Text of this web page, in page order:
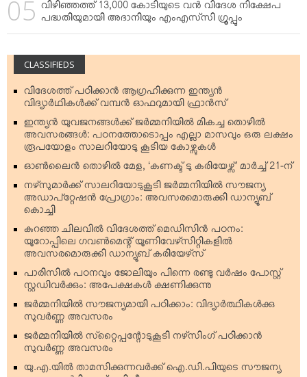
വിഴിഞ്ഞത്ത് 13,000 കോടിയുടെ വന്‍ വിദേശ നിക്ഷേപ
പദ്ധതിയുമായി അദാനിയും എംഎസ്‌സി ഗ്രൂപ്പും
CLASSIFIEDS
വിദേശത്ത് പഠിക്കാന്‍ ആഗ്രഹിക്കുന്ന ഇന്ത്യന്‍
വിദ്യാര്‍ഥികള്‍ക്ക് വമ്പന്‍ ഓഫറുമായി ഫ്രാന്‍സ്
ഇന്ത്യന്‍ യുവജനങ്ങള്‍ക്ക് ജര്‍മ്മനിയില്‍ മികച്ച തൊഴില്‍
അവസരങ്ങള്‍: പഠനത്തോടൊപ്പം എല്ലാ മാസവും ഒരു ലക്ഷം
രൂപയോളം സാലറിയോടു കൂടിയ കോഴ്സുകള്‍
ഓണ്‍ലൈന്‍ തൊഴില്‍ മേള, ‘കണക്ട് ടു കരിയേഴ്സ്’ മാര്‍ച്ച് 21-ന്
നഴ്‌സുമാര്‍ക്ക് സാലറിയോടുകൂടി ജര്‍മ്മനിയില്‍ സൗജന്യ
അഡാപ്റ്റേഷന്‍ പ്രോഗ്രാം: അവസരമൊരുക്കി ഡാന്യൂബ്
കൊച്ചി
കുറഞ്ഞ ചിലവില്‍ വിദേശത്ത് മെഡിസിന്‍ പഠനം:
യൂറോപ്പിലെ ഗവണ്‍മെന്റ് യൂണിവേഴ്‌സിറ്റികളില്‍
അവസരമൊരുക്കി ഡാന്യൂബ് കരിയേഴ്‌സ്
പാരിസില്‍ പഠനവും ജോലിയും പിന്നെ രണ്ടു വര്‍ഷം പോസ്റ്റ്
സ്റ്റഡിവര്‍ക്കും: അപേക്ഷകള്‍ ക്ഷണിക്കുന്നു
ജര്‍മ്മനിയില്‍ സൗജന്യമായി പഠിക്കാം: വിദ്യാര്‍ത്ഥികള്‍ക്കു
സുവര്‍ണ്ണ അവസരം
ജര്‍മ്മനിയില്‍ സ്‌റ്റൈപ്പന്റോടുകൂടി നഴ്‌സിംഗ് പഠിക്കാന്‍
സുവര്‍ണ്ണ അവസരം
യു.എ.യില്‍ താമസിക്കുന്നവര്‍ക്ക് ഐ.ഡി.പിയുടെ സൗജന്യ